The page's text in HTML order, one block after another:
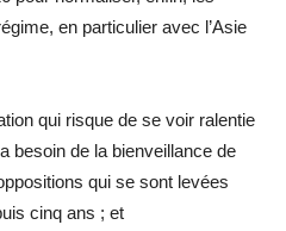
en particulier avec l’Asie
qui risque de se voir ralentie
besoin de la bienveillance de
qui se sont levées
cinq ans ; et